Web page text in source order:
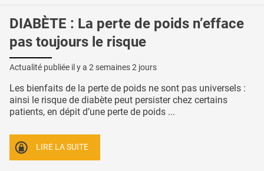
DIABÈTE : La perte de poids n’efface
pas toujours le risque
Actualité publiée il y a 2 semaines 2 jours
Les bienfaits de la perte de poids ne sont pas universels :
ainsi le risque de diabète peut persister chez certains
patients, en dépit d’une perte de poids ...
LIRE LA SUITE